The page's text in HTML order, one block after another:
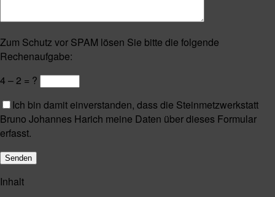
Zum Schutz vor SPAM lösen Sie bitte die folgende
Rechenaufgabe:
4 – 2 = ?
Ich bin damit einverstanden, dass die Steinmetzwerkstatt
Bruno Johannes Harich meine Daten über dieses Formular
erfasst.
Inhalt